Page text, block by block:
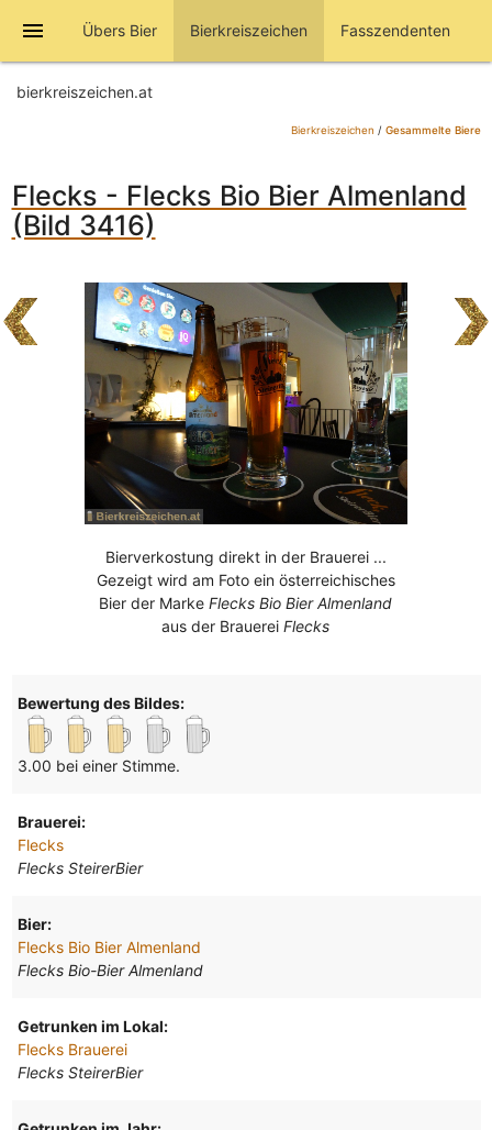
menu Übers Bier Bierkreiszeichen Fasszendenten
bierkreiszeichen.at
Bierkreiszeichen / Gesammelte Biere
Flecks - Flecks Bio Bier Almenland
(Bild 3416)
Bierverkostung direkt in der Brauerei ...
Gezeigt wird am Foto ein österreichisches
Bier der MarkeFlecks Bio Bier Almenland
aus der BrauereiFlecks
Bewertung des Bildes:
3.00 bei einer Stimme.
Brauerei:
Flecks
Flecks SteirerBier
Bier:
Flecks Bio Bier Almenland
Flecks Bio-Bier Almenland
Getrunken im Lokal:
Flecks Brauerei
Flecks SteirerBier